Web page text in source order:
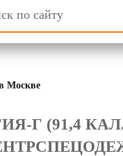
Москве
Г (91,4